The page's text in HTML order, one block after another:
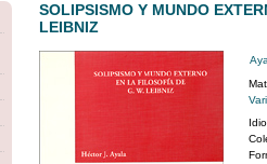
SOLIPSISMO Y MUNDO
LEIBNIZ